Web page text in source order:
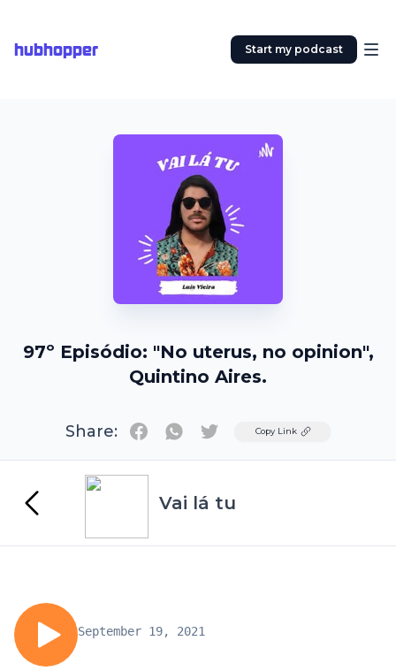
hubhopper Start my podcast
97º Episódio: "No uterus, no opinion",
Quintino Aires.
Share: TwitterCopy Link
Vai lá tu
September 19, 2021